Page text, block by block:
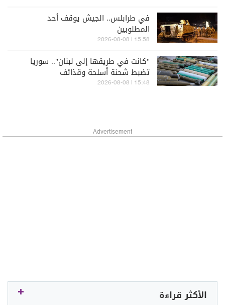
في طرابلس.. الجيش يوقف أحد
المطلوبين
15:58 | 2026-08-08
"كانت في طريقها إلى لبنان".. سوريا
تضبط شحنة أسلحة وقذائف
15:48 | 2026-08-08
Advertisement
الأكثر قراءة